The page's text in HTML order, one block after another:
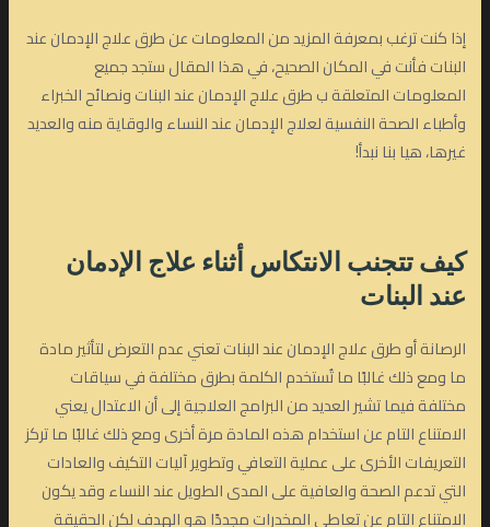
إذا كنت ترغب بمعرفة المزيد من المعلومات عن طرق علاج الإدمان عند
البنات فأنت في المكان الصحيح، في هذا المقال ستجد جميع
المعلومات المتعلقة ب طرق علاج الإدمان عند البنات ونصائح الخبراء
وأطباء الصحة النفسية لعلاج الإدمان عند النساء والوقاية منه والعديد
غيرها، هيا بنا نبدأ!
كيف تتجنب الانتكاس أثناء علاج الإدمان
عند البنات
الرصانة أو طرق علاج الإدمان عند البنات تعني عدم التعرض لتأثير مادة
ما ومع ذلك غالبًا ما تُستخدم الكلمة بطرق مختلفة في سياقات
مختلفة فيما تشير العديد من البرامج العلاجية إلى أن الاعتدال يعني
الامتناع التام عن استخدام هذه المادة مرة أخرى ومع ذلك غالبًا ما تركز
التعريفات الأخرى على عملية التعافي وتطوير آليات التكيف والعادات
التي تدعم الصحة والعافية على المدى الطويل عند النساء وقد يكون
الامتناع التام عن تعاطي المخدرات مجددًا هو الهدف لكن الحقيقة